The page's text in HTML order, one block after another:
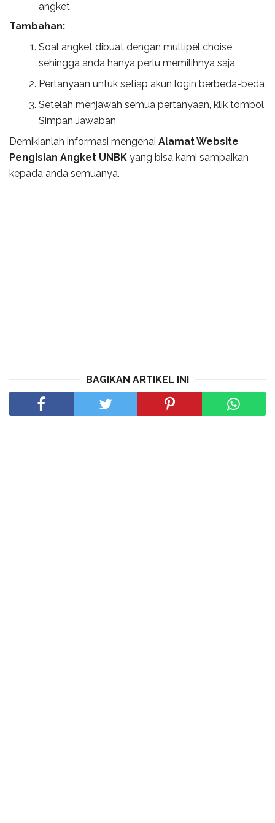
angket
Tambahan:
Soal angket dibuat dengan multipel choise
sehingga anda hanya perlu memilihnya saja
Pertanyaan untuk setiap akun login berbeda-beda
Setelah menjawah semua pertanyaan, klik tombol
Simpan Jawaban
Demikianlah informasi mengenai Alamat Website
Pengisian Angket UNBK yang bisa kami sampaikan
kepada anda semuanya.
BAGIKAN ARTIKEL INI